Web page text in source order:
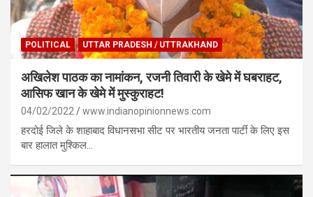
POLITICAL UTTAR PRADESH / UTTRAKHAND
अखिलेश पाठक का नामांकन, रजनी तिवारी के खेमे में घबराहट,
आसिफ खान के खेमे में मुस्कुराहट!
04/02/2022 www.indianopinionnews.com
हरदोई जिले के शाहाबाद विधानसभा सीट पर भारतीय जनता पार्टी के लिए इस
बार हालात मुश्किल…